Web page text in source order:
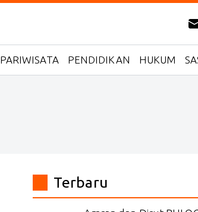
PARIWISATA PENDIDIKAN HUKUM
Terbaru